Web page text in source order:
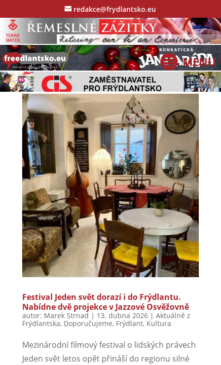
redakce@frydlantsko.eu
Festival Jeden svět dorazí i do Frýdlantu.
Nabídne dvě projekce v Jazzové Osvěžovně
autor: Marek Strnad | 13. dubna 2026| Aktuálně z
Frýdlantska, Doporučujeme, Frýdlant, Kultura
Mezinárodní filmový festival o lidských právech
Jeden svět letos opět přináší do regionu silné